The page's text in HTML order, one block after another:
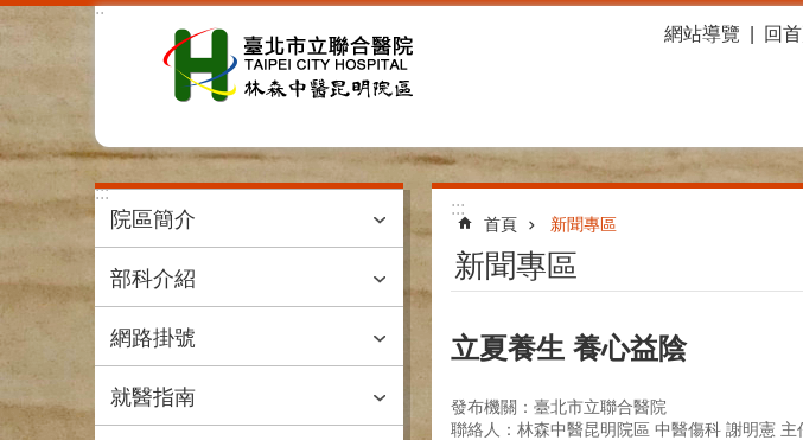
跳到主要內容區塊
:::
網站導覽
回
:::
院區簡介
部科介紹
網路掛號
就醫指南
:::
首頁 新聞專區
新聞專區
立夏養生 養心益陰
發布機關：臺北市立聯合醫院
聯絡人：林森中醫昆明院區 中醫傷科 謝明憲 主